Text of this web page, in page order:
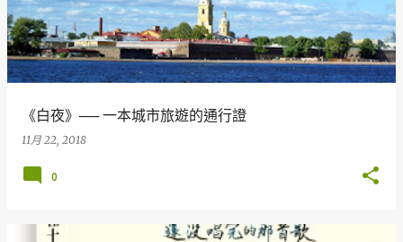
文
章
《白夜》── 一本城市旅遊的通行證
11月 22, 2018
0